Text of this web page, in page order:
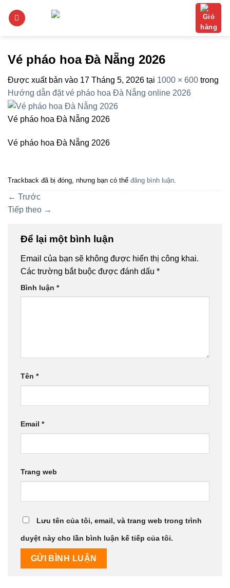
qua
Vé pháo hoa Đà Nẵng 2026
Được xuất bản vào 17 Tháng 5, 2026 tại 1000 × 600 trong
Hướng dẫn đặt vé pháo hoa Đà Nẵng online 2026
Vé pháo hoa Đà Nẵng 2026
Vé pháo hoa Đà Nẵng 2026
Trackback đã bị đóng, nhưng bạn có thể đăng bình luận.
← Trước
Tiếp theo →
Để lại một bình luận
Email của bạn sẽ không được hiển thị công khai.
Các trường bắt buộc được đánh dấu *
Bình luận *
Tên *
Email *
Trang web
Lưu tên của tôi, email, và trang web trong trình
duyệt này cho lần bình luận kế tiếp của tôi.